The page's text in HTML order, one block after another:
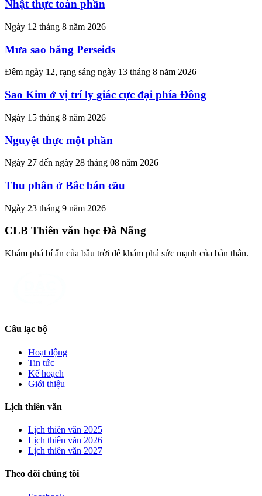
Nhật thực toàn phần
Ngày 12 tháng 8 năm 2026
Mưa sao băng Perseids
Đêm ngày 12, rạng sáng ngày 13 tháng 8 năm 2026
Sao Kim ở vị trí ly giác cực đại phía Đông
Ngày 15 tháng 8 năm 2026
Nguyệt thực một phần
Ngày 27 đến ngày 28 tháng 08 năm 2026
Thu phân ở Bắc bán cầu
Ngày 23 tháng 9 năm 2026
CLB Thiên văn học Đà Nẵng
Khám phá bí ẩn của bầu trời để khám phá sức mạnh của bản thân.
Câu lạc bộ
Hoạt động
Tin tức
Kế hoạch
Giới thiệu
Lịch thiên văn
Lịch thiên văn 2025
Lịch thiên văn 2026
Lịch thiên văn 2027
Theo dõi chúng tôi